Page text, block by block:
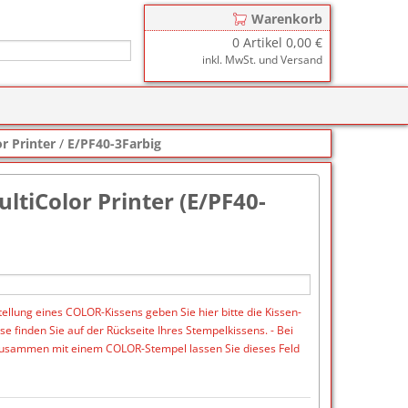
Warenkorb
0Artikel 0,00 €
inkl. MwSt. und Versand
für COLOP Printer
für COLOP Heavy Duty
für TRODAT Printy
III
Stempelfarbe
Farben
191
Printer / E/PF40-3Farbig
Printer (E/PF40-
eines COLOR-Kissens geben Sie hier bitte die Kissen-
finden Sie auf der Rückseite Ihres Stempelkissens. - Bei
mit einem COLOR-Stempel lassen Sie dieses Feld